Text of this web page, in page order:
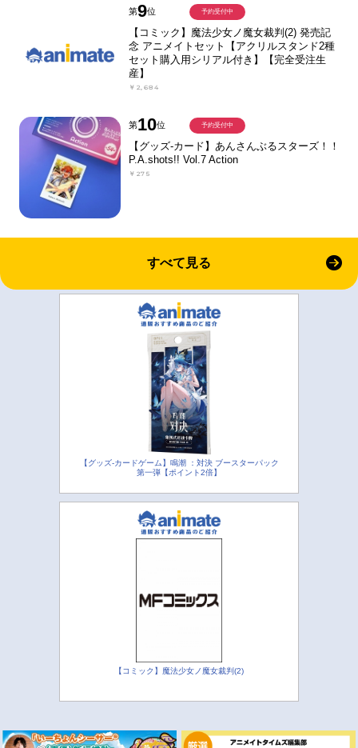
第9位
【コミック】魔法少女ノ魔女裁判(2) 発売記
念 アニメイトセット【アクリルスタンド2種
セット購入用シリアル付き】【完全受注生
産】
￥2,684
予約受付中
第10位
【グッズ-カード】あんさんぶるスターズ！！
P.A.shots!! Vol.7 Action
￥275
予約受付中
すべて見る
【グッズ-カードゲーム】鳴潮 ：対決 ブースターパック
第一弾【ポイント2倍】
【コミック】魔法少女ノ魔女裁判(2)